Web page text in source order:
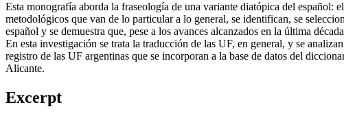
Esta monografía aborda la fraseología de una variante diatópica del español:
metodológicos que van de lo particular a lo general, se identifican, se
español y se demuestra que, pese a los avances alcanzados en la última
En esta investigación se trata la traducción de las UF, en general, y se
registro de las UF argentinas que se incorporan a la base de datos del
Alicante.
Excerpt